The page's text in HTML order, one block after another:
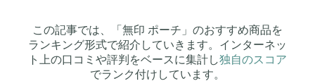
この記事では、「無印 ポーチ」のおすすめ商品を
ランキング形式で紹介していきます。インターネッ
ト上の口コミや評判をベースに集計し独自のスコア
でランク付けしています。